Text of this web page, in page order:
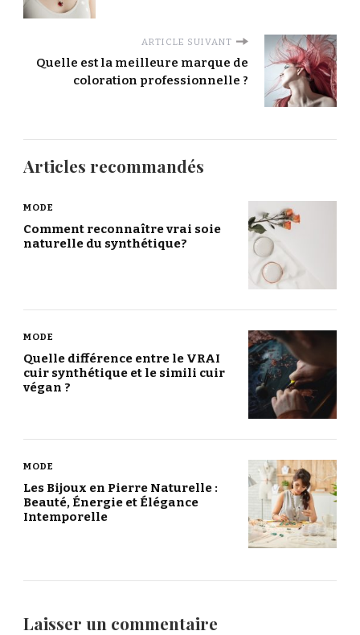
ARTICLE SUIVANT
Quelle est la meilleure marque de
coloration professionnelle ?
Articles recommandés
MODE
Comment reconnaître vrai soie
naturelle du synthétique?
MODE
Quelle différence entre le VRAI
cuir synthétique et le simili cuir
végan ?
MODE
Les Bijoux en Pierre Naturelle :
Beauté, Énergie et Élégance
Intemporelle
Laisser un commentaire